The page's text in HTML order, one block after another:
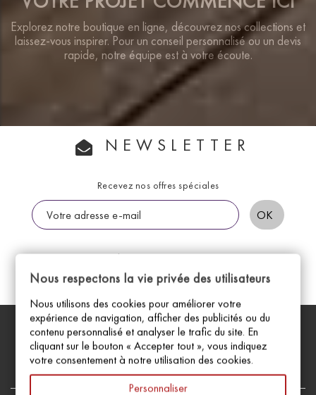
Explorez notre boutique en ligne, découvrez nos collections et
laissez-vous inspirer. Pour un conseil personnalisé ou un devis
rapide, notre équipe est à votre écoute.
NEWSLETTER
Recevez nos offres spéciales
Vous pouvez vous désinscrire à tout moment. Vous trouverez
pour cela nos informations de contact dans les conditions
d'utilisation du site.
FacebookInstagram
Nous respectons la vie privée des utilisateurs
Nous utilisons des cookies pour améliorer votre
expérience de navigation, afficher des publicités ou du
contenu personnalisé et analyser le trafic du site. En
cliquant sur le bouton « Accepter tout », vous indiquez
votre consentement à notre utilisation des cookies.
Personnaliser